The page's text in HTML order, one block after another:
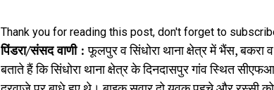
Thank you for reading this post, don't forget to
पिंडरा/संसद वाणी :फूलपुर व सिंधोरा थाना क्षेत्र में भैंस,
बताते हैं कि सिंधोरा थाना क्षेत्र के दिनदासपुर गांव स्थित